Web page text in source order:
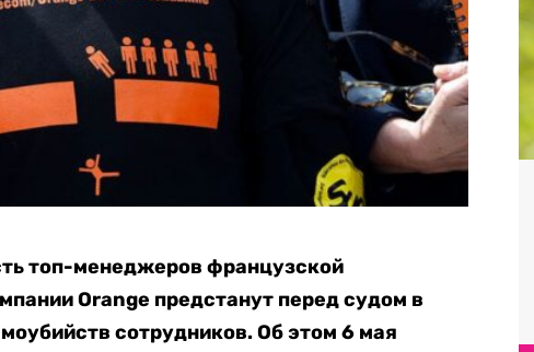
топ-менеджеров французской
Orange предстанут перед судом в
сотрудников. Об этом 6 мая